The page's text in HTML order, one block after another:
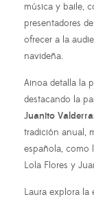
música y baile,
presentadores
ofrecer a la
navideña.
Ainoa detalla la
destacando la
Juanito
tradición anual,
española, como
Lola Flores y
Laura explora la